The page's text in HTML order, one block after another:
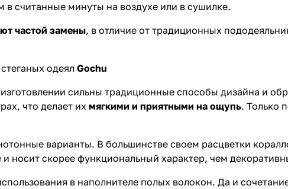
в считанные минуты на воздухе или в сушилке.
частой замены, в отличие от традиционных
одеял Gochu
сильны традиционные способы дизайна и
что делает их мягкими и приятными на ощупь. Только
варианты. В большинстве своем расцветки
носит скорее функциональный характер, чем
в наполнителе полых волокон. Да и